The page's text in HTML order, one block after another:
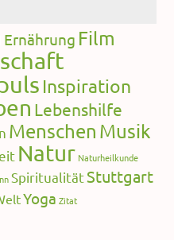
Ernährung Film
Inspiration
Lebenshilfe
Menschen Musik
Natur Naturheilkunde
SpiritualitätStuttgart
Yoga Zitat